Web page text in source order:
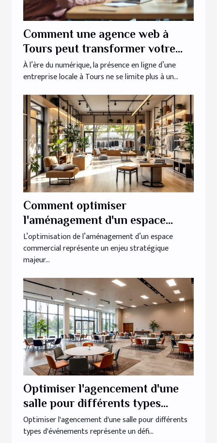
Comment une agence web à
Tours peut transformer votre
entreprise locale
À l’ère du numérique, la présence en ligne d’une
entreprise locale à Tours ne se limite plus à un...
Comment optimiser
l'aménagement d'un espace
commercial pour maximiser sa
fonctionnalité?
L’optimisation de l’aménagement d’un espace
commercial représente un enjeu stratégique
majeur...
Optimiser l'agencement d'une
salle pour différents types
d'événements
Optimiser l'agencement d'une salle pour différents
types d'événements représente un défi...